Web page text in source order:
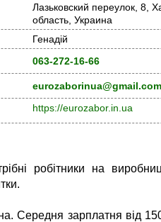
Лазьковский переулок, 8,
область, Украина
Генадій
063-272-16-66
eurozaborinua@gmail.com
https://eurozabor.in.ua
робітники на
Середня зарплатня від